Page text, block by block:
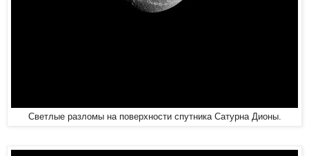
Светлые разломы на поверхности спутника Сатурна Дионы.